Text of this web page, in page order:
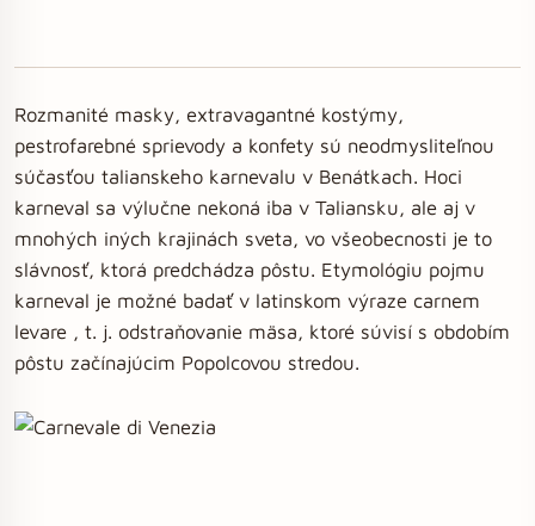
Rozmanité masky, extravagantné kostýmy,
pestrofarebné sprievody a konfety sú neodmysliteľnou
súčasťou talianskeho karnevalu v Benátkach. Hoci
karneval sa výlučne nekoná iba v Taliansku, ale aj v
mnohých iných krajinách sveta, vo všeobecnosti je to
slávnosť, ktorá predchádza pôstu. Etymológiu pojmu
karneval je možné badať v latinskom výraze carnem
levare , t. j. odstraňovanie mäsa, ktoré súvisí s obdobím
pôstu začínajúcim Popolcovou stredou.